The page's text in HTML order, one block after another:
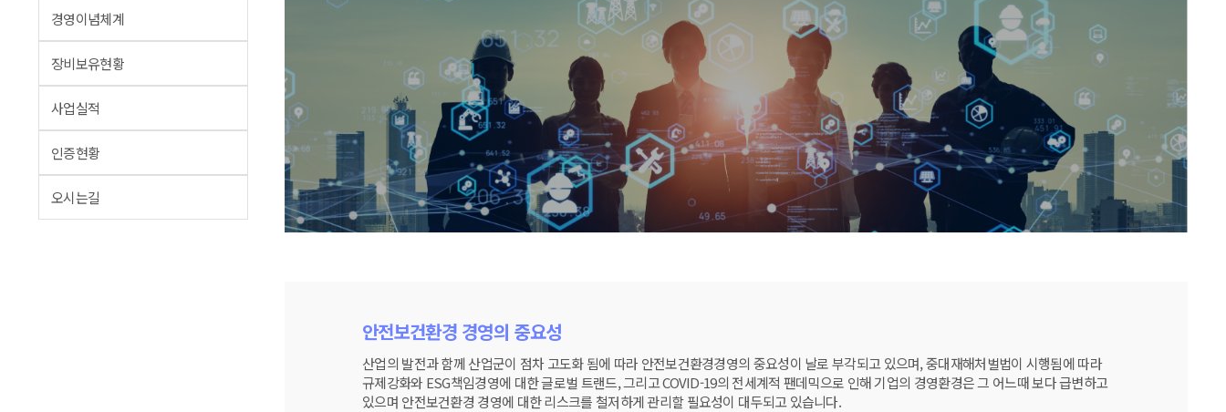
경영이념체계
장비보유현황
사업실적
인증현황
오시는길
안전보건환경 경영의 중요성
산업의 발전과 함께 산업군이 점차 고도화 됨에 따라 안전보건환경경영의 중요성이 날로 부각되고 있으며, 중대재해처벌법이 시행됨에 따라
규제강화와 ESG책임경영에 대한 글로벌 트랜드, 그리고 COVID-19의 전세계적 팬데믹으로 인해 기업의 경영환경은 그 어느때 보다 급변하고
있으며 안전보건환경 경영에 대한 리스크를 철저하게 관리할 필요성이 대두되고 있습니다.